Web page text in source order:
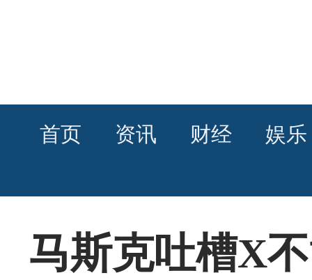
首页 资讯 财经 娱乐
马斯克吐槽X